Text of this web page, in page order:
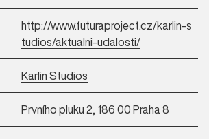
http://www.futuraproject.cz/karlin-s
tudios/aktualni-udalosti/
Karlin Studios
Prvního pluku 2, 186 00 Praha 8